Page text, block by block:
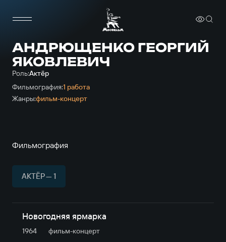
АНДРЮЩЕНКО ГЕОРГИЙ
ЯКОВЛЕВИЧ
Роль:Актёр
Фильмография:1 работа
Жанры:фильм-концерт
Фильмография
АКТЁР — 1
Новогодняя ярмарка
1964 фильм-концерт